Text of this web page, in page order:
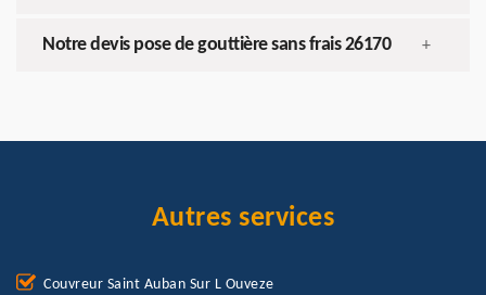
Notre devis pose de gouttière sans frais 26170 +
Autres services
Couvreur Saint Auban Sur L Ouveze